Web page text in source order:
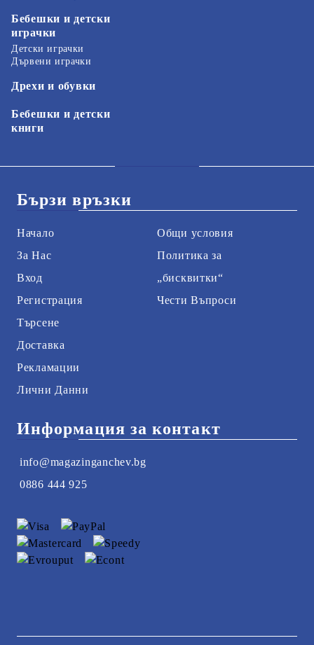
Бебешки и детски
играчки
Детски играчки
Дървени играчки
Дрехи и обувки
Бебешки и детски
книги
Бързи връзки
Начало
За Нас
Вход
Регистрация
Търсене
Доставка
Рекламации
Лични Данни
Общи условия
Политика за
„бисквитки“
Чести Въпроси
Информация за контакт
info@magazinganchev.bg
0886 444 925